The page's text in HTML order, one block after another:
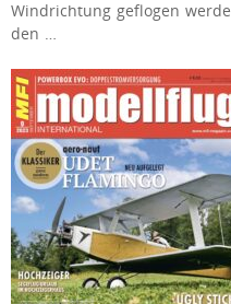
Windrichtung geflogen
den …